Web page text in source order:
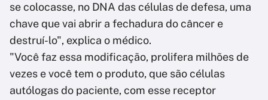
se colocasse, no DNA das células de defesa, uma
chave que vai abrir a fechadura do câncer e
destruí-lo", explica o médico.
"Você faz essa modificação, prolifera milhões de
vezes e você tem o produto, que são células
autólogas do paciente, com esse receptor